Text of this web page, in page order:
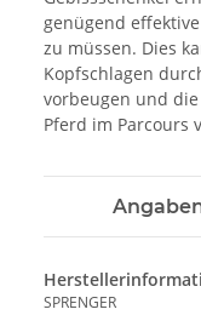
genügend
zu müssen. Dies
Kopfschlagen
vorbeugen und
Pferd im Parcours
SPRENGER